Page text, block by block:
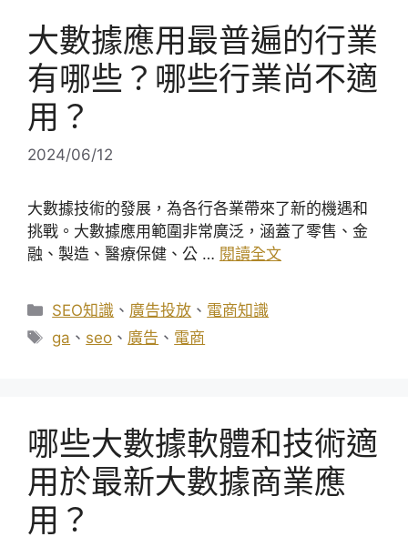
大數據應用最普遍的行業
有哪些？哪些行業尚不適
用？
2024/06/12
大數據技術的發展，為各行各業帶來了新的機遇和
挑戰。大數據應用範圍非常廣泛，涵蓋了零售、金
融、製造、醫療保健、公 … 閱讀全文
分
SEO知識 、 廣告投放 、 電商知識
標
ga 、 seo 、 廣告 、 電商
哪些大數據軟體和技術適
用於最新大數據商業應
用？